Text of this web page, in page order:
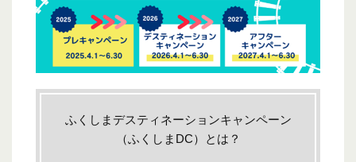
ふくしまデスティネーションキャンペーン
（ふくしまDC）とは？